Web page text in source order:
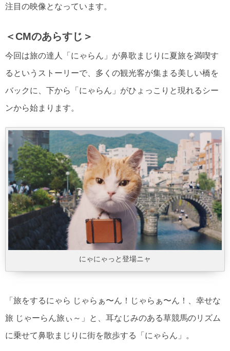
注目の映像となっています。
＜CMのあらすじ＞
今回は旅の達人「にゃらん」が鼻歌まじりに夏旅を満喫す
るというストーリーで、多くの観光客が集まる美しい橋を
バックに、下から「にゃらん」がひょっこりと現れるシー
ンから始まります。
にゃにゃっと登場ニャ
「旅をするにゃら じゃらぁ〜ん！じゃらぁ〜ん！、幸せな
旅 じゃーらん旅ぃ～」と、耳なじみのある草競馬のリズム
に乗せて鼻歌まじりに街を散歩する「にゃらん」。